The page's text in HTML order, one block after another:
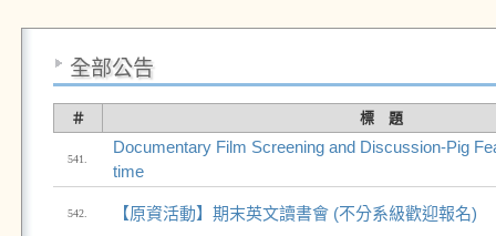
全部公告
＃ 標 題
541.
Documentary Film Screening and Discussion-Pig
time
542. 【原資活動】期末英文讀書會 (不分系級歡迎報名)